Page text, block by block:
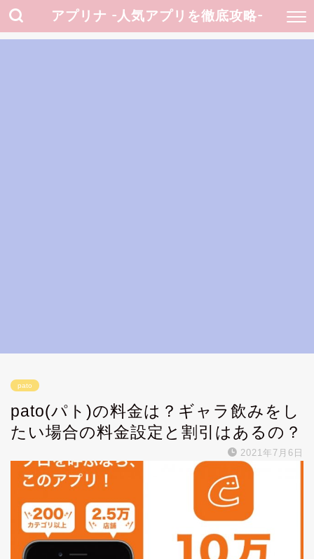
アプリナ -人気アプリを徹底攻略-
pato
pato(パト)の料金は？ギャラ飲みをし
たい場合の料金設定と割引はあるの？
2021年7月6日